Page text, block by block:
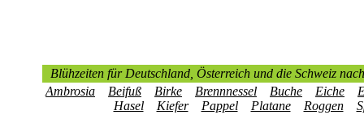
Blühzeiten für Deutschland, Österreich und die Schweiz
Ambrosia
Beifuß Birke Brennnessel Buche Eiche
Hasel
Kiefer Pappel Platane Roggen